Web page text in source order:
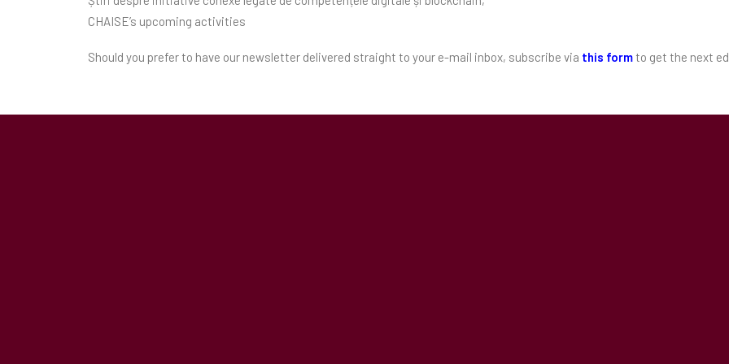
CHAISE’s upcoming activities
Should you prefer to have our newsletter delivered straight to your e-mail inbox, subscribe via this form to get the next